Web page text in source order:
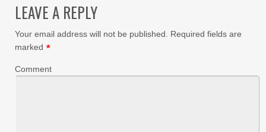
LEAVE A REPLY
Your email address will not be published.
Required fields are
marked *
Comment